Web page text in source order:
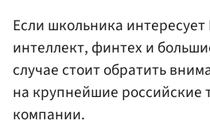
Если школьника интересует
интеллект, финтех и
случае стоит обратить
на крупнейшие российские
компании.